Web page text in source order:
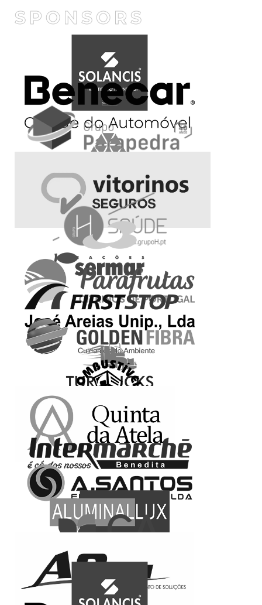
SPONSORS